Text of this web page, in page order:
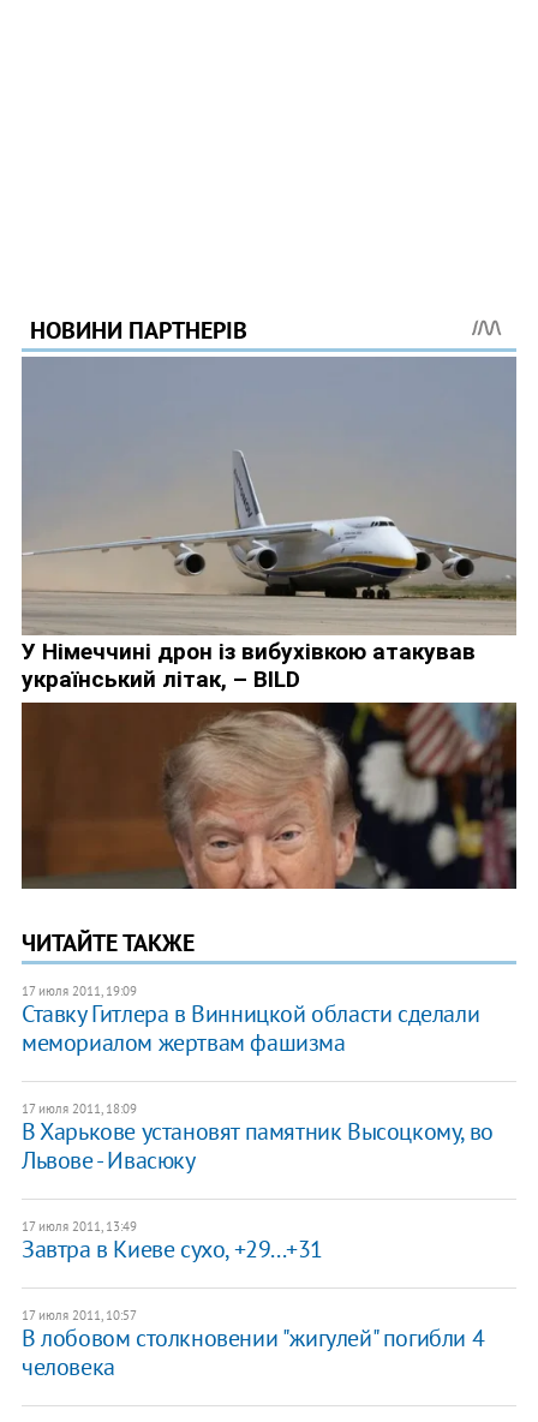
ЧИТАЙТЕ ТАКЖЕ
17 июля 2011, 19:09
Ставку Гитлера в Винницкой области сделали
мемориалом жертвам фашизма
17 июля 2011, 18:09
В Харькове установят памятник Высоцкому, во
Львове - Ивасюку
17 июля 2011, 13:49
Завтра в Киеве сухо, +29...+31
17 июля 2011, 10:57
В лобовом столкновении "жигулей" погибли 4
человека